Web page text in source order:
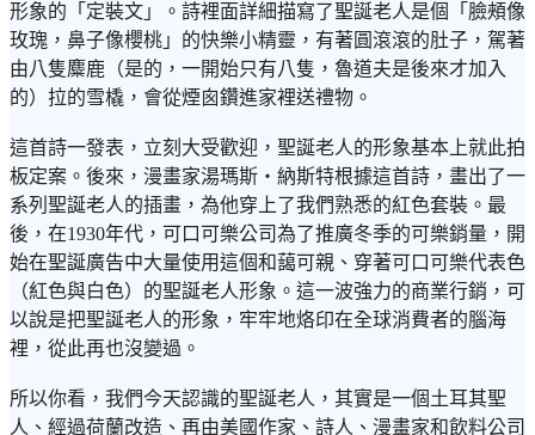
形象的「定裝文」。詩裡面詳細描寫了聖誕老人是個「臉頰像
玫瑰，鼻子像櫻桃」的快樂小精靈，有著圓滾滾的肚子，駕著
由八隻麋鹿（是的，一開始只有八隻，魯道夫是後來才加入
的）拉的雪橇，會從煙囪鑽進家裡送禮物。
這首詩一發表，立刻大受歡迎，聖誕老人的形象基本上就此拍
板定案。後來，漫畫家湯瑪斯・納斯特根據這首詩，畫出了一
系列聖誕老人的插畫，為他穿上了我們熟悉的紅色套裝。最
後，在1930年代，可口可樂公司為了推廣冬季的可樂銷量，開
始在聖誕廣告中大量使用這個和藹可親、穿著可口可樂代表色
（紅色與白色）的聖誕老人形象。這一波強力的商業行銷，可
以說是把聖誕老人的形象，牢牢地烙印在全球消費者的腦海
裡，從此再也沒變過。
所以你看，我們今天認識的聖誕老人，其實是一個土耳其聖
人、經過荷蘭改造、再由美國作家、詩人、漫畫家和飲料公司